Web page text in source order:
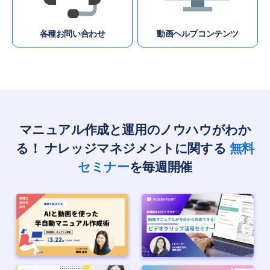
各種お問い合わせ 動画ヘルプコンテンツ
マニュアル作成と運用のノウハウがわか
る！ ナレッジマネジメントに関する 無料
セミナーを毎週開催